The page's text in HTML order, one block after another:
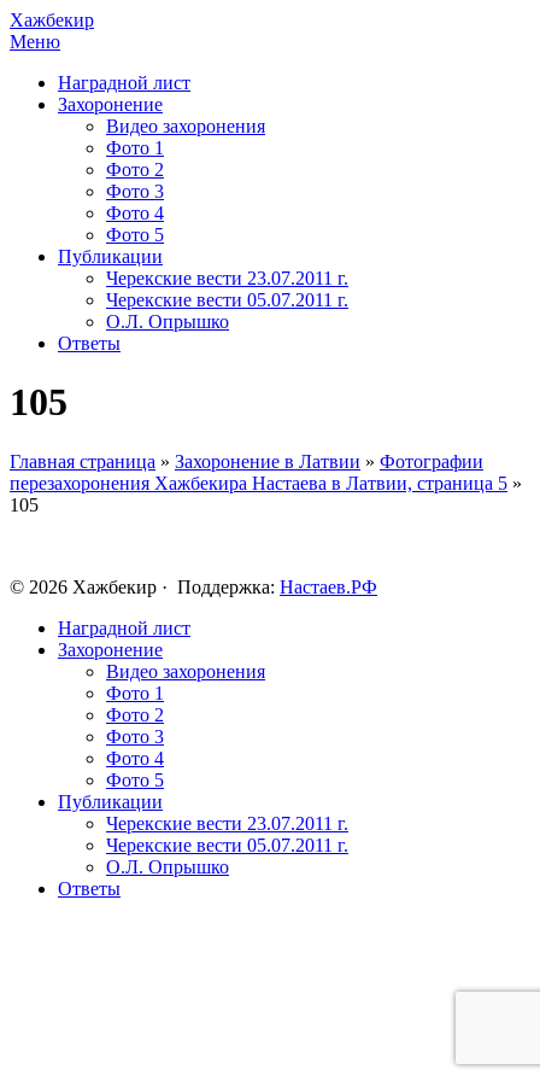
Хажбекир
Меню
Наградной лист
Захоронение
Видео захоронения
Фото 1
Фото 2
Фото 3
Фото 4
Фото 5
Публикации
Черекские вести 23.07.2011 г.
Черекские вести 05.07.2011 г.
О.Л. Опрышко
Ответы
105
Главная страница » Захоронение в Латвии » Фотографии
перезахоронения Хажбекира Настаева в Латвии, страница 5 »
105
© 2026 Хажбекир · Поддержка: Настаев.РФ
Наградной лист
Захоронение
Видео захоронения
Фото 1
Фото 2
Фото 3
Фото 4
Фото 5
Публикации
Черекские вести 23.07.2011 г.
Черекские вести 05.07.2011 г.
О.Л. Опрышко
Ответы